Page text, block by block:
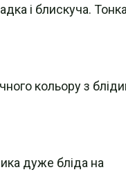
і блискуча. Тонка
кольору з
дуже бліда на